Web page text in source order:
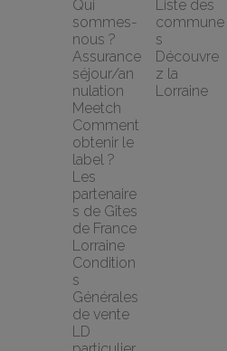
Qui
sommes-
nous ?
Assurance
séjour/an
nulation
Meetch
Comment
obtenir le
label ?
Les
partenaire
s de Gîtes
de France
Lorraine
Condition
s
Générales
de vente
LD
Liste des
commune
s
Découvre
z la
Lorraine